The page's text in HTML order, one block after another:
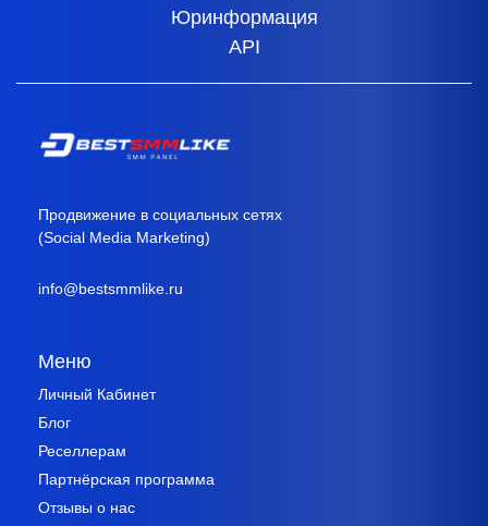
Юринформация
API
Продвижение в социальных сетях
(Social Media Marketing)
info@bestsmmlike.ru
Меню
Личный Кабинет
Блог
Реселлерам
Партнёрская программа
Отзывы о нас